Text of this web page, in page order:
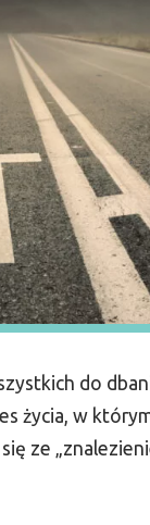
do
życia, w
ze